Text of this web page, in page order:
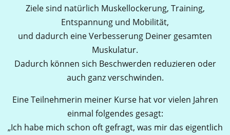
Ziele sind natürlich Muskellockerung, Training,
Entspannung und Mobilität,
und dadurch eine Verbesserung Deiner gesamten
Muskulatur.
Dadurch können sich Beschwerden reduzieren oder
auch ganz verschwinden.
Eine Teilnehmerin meiner Kurse hat vor vielen Jahren
einmal folgendes gesagt:
„Ich habe mich schon oft gefragt, was mir das eigentlich